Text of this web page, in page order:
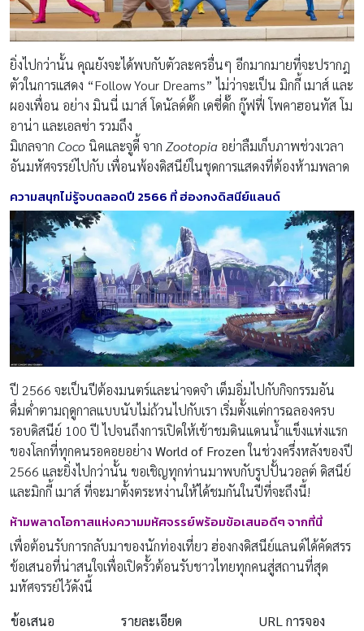
ยิ่งไปกว่านั้น คุณยังจะได้พบกับตัวละครอื่นๆ อีกมากมายที่จะปรากฎ
ตัวในการแสดง “Follow Your Dreams” ไม่ว่าจะเป็น มิกกี้ เมาส์ และ
ผองเพื่อน อย่าง มินนี่ เมาส์ โดนัลด์ดั๊ก เดซี่ดั๊ก กู๊ฟฟี่ โพคาฮอนทัส โม
อาน่า และเอลซ่า รวมถึง
มิเกลจาก Coco นิคและจูดี้ จาก Zootopia อย่าลืมเก็บภาพช่วงเวลา
อันมหัศจรรย์ไปกับ เพื่อนพ้องดิสนีย์ในชุดการแสดงที่ต้องห้ามพลาด
ความสนุกไม่รู้จบตลอดปี 2566 ที่ ฮ่องกงดิสนีย์แลนด์
ปี 2566 จะเป็นปีต้องมนตร์และน่าจดจำ เต็มอิ่มไปกับกิจกรรมอัน
ดื่มด่ำตามฤดูกาลแบบนับไม่ถ้วนไปกับเรา เริ่มตั้งแต่การฉลองครบ
รอบดิสนีย์ 100 ปี ไปจนถึงการเปิดให้เข้าชมดินแดนน้ำแข็งแห่งแรก
ของโลกที่ทุกคนรอคอยอย่าง World of Frozenในช่วงครึ่งหลังของปี
2566 และยิ่งไปกว่านั้น ขอเชิญทุกท่านมาพบกับรูปปั้นวอลต์ ดิสนีย์
และมิกกี้ เมาส์ ที่จะมาตั้งตระหง่านให้ได้ชมกันในปีที่จะถึงนี้!
ห้ามพลาดโอกาสแห่งความมหัศจรรย์พร้อมข้อเสนอดีๆ จากที่นี่
เพื่อต้อนรับการกลับมาของนักท่องเที่ยว ฮ่องกงดิสนีย์แลนด์ได้คัดสรร
ข้อเสนอที่น่าสนใจเพื่อเปิดรั้วต้อนรับชาวไทยทุกคนสู่สถานที่สุด
มหัศจรรย์ไว้ดังนี้
ข้อเสนอ
รายละเอียด URLการจอง